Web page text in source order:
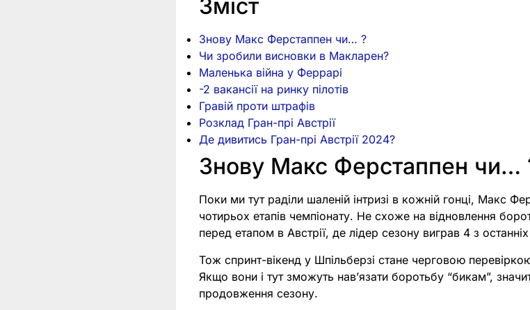
Зміст
Знову Макс Ферстаппен чи… ?
Чи зробили висновки в Макларен?
Маленька війна у Феррарі
-2 вакансії на ринку пілотів
Гравій проти штрафів
Розклад Гран-прі Австрії
Де дивитись Гран-прі Австрії 2024?
Знову Макс Ферстаппен чи…
Поки ми тут раділи шаленій інтризі в кожній гонці, Макс
чотирьох етапів чемпіонату. Не схоже на відновлення
перед етапом в Австрії, де лідер сезону виграв 4 з
Тож спринт-вікенд у Шпільберзі стане черговою
Якщо вони і тут зможуть навʼязати боротьбу “бикам”,
продовження сезону.